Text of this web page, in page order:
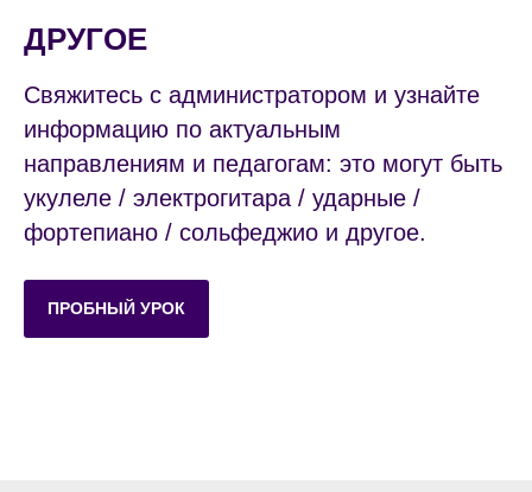
ДРУГОЕ
Свяжитесь с администратором и узнайте
информацию по актуальным
направлениям и педагогам: это могут быть
укулеле / электрогитара / ударные /
фортепиано / сольфеджио и другое.
ПРОБНЫЙ УРОК